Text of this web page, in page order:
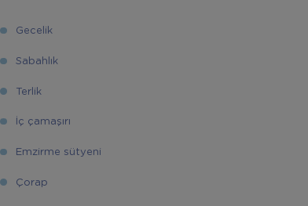
Gecelik
Sabahlık
Terlik
İç çamaşırı
Emzirme sütyeni
Çorap